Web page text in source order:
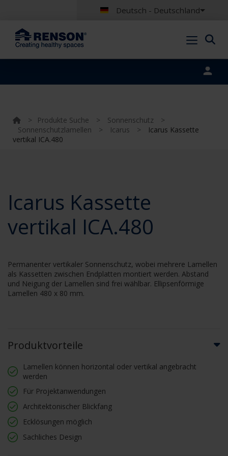
Deutsch - Deutschland
> Produkte Suche > Sonnenschutz
>
Sonnenschutzlamellen
> Icarus >
Icarus Kassette
vertikal ICA.480
Icarus Kassette
vertikal ICA.480
Permanenter vertikaler Sonnenschutz, wobei mehrere Lamellen
als Kassetten zwischen Endplatten montiert werden. Abstand
und Neigung der Lamellen sind frei wählbar. Ellipsenförmige
Lamellen 480 x 80 mm.
Produktvorteile
Lamellen können horizontal oder vertikal angebracht
werden
Für Projektanwendungen
Architektonischer Blickfang
Ecklösungen möglich
Sachliches Design